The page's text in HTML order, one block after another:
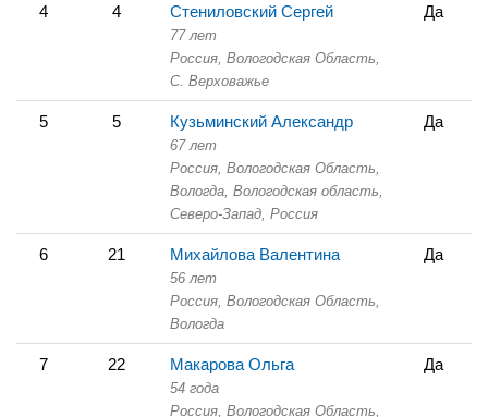
4 4 Стениловский Сергей
77 лет
Россия, Вологодская Область,
С. Верховажье
Да
5 5 Кузьминский Александр
67 лет
Россия, Вологодская Область,
Вологда, Вологодская область,
Северо-Запад, Россия
Да
6 21 Михайлова Валентина
56 лет
Россия, Вологодская Область,
Вологда
Да
7 22 Макарова Ольга
54 года
Россия, Вологодская Область,
Да